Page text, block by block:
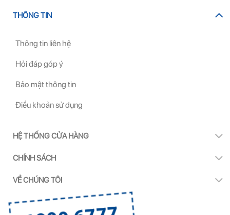
THÔNG TIN
Thông tin liên hệ
Hỏi đáp góp ý
Bảo mật thông tin
Điều khoản sử dụng
HỆ THỐNG CỬA HÀNG
CHÍNH SÁCH
VỀ CHÚNG TÔI